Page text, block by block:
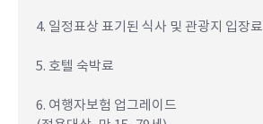
4. 일정표상 표기된 식사 및 관광지 입장료
5. 호텔 숙박료
6. 여행자보험 업그레이드